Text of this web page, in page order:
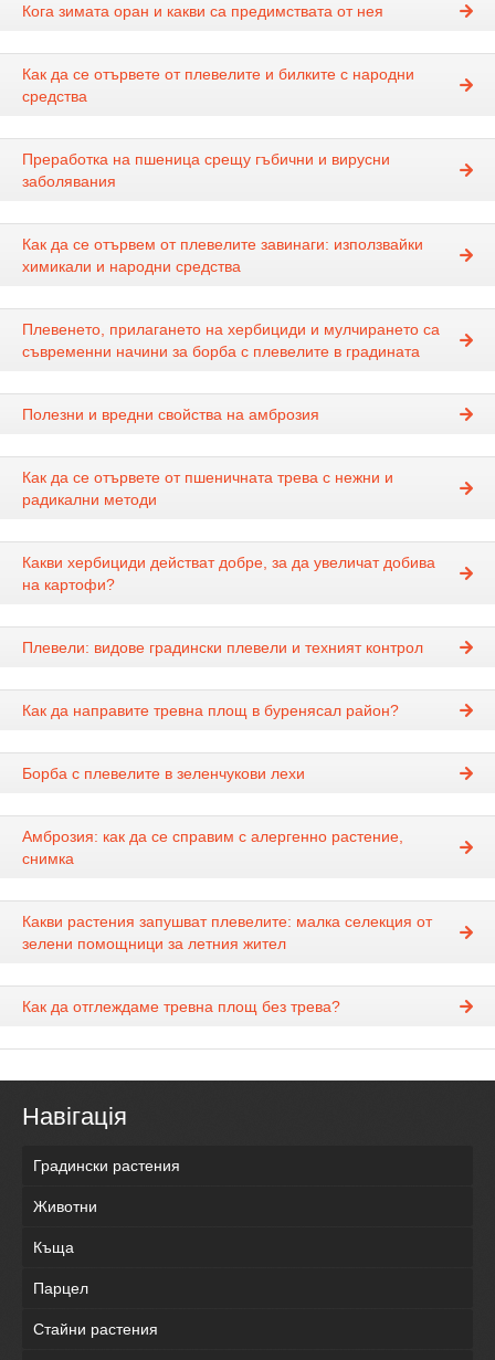
Кога зимата оран и какви са предимствата от нея
Как да се отървете от плевелите и билките с народни
средства
Преработка на пшеница срещу гъбични и вирусни
заболявания
Как да се отървем от плевелите завинаги: използвайки
химикали и народни средства
Плевенето, прилагането на хербициди и мулчирането са
съвременни начини за борба с плевелите в градината
Полезни и вредни свойства на амброзия
Как да се отървете от пшеничната трева с нежни и
радикални методи
Какви хербициди действат добре, за да увеличат добива
на картофи?
Плевели: видове градински плевели и техният контрол
Как да направите тревна площ в буренясал район?
Борба с плевелите в зеленчукови лехи
Амброзия: как да се справим с алергенно растение,
снимка
Какви растения запушват плевелите: малка селекция от
зелени помощници за летния жител
Как да отглеждаме тревна площ без трева?
Навігація
Градински растения
Животни
Къща
Парцел
Стайни растения